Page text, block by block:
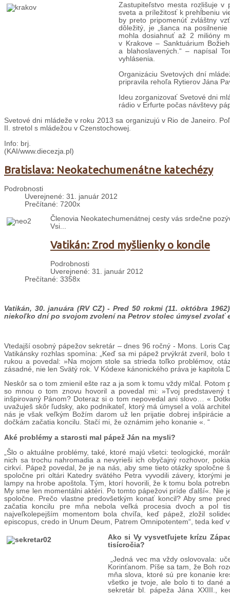
Zastupiteľstvo mesta rozlišuje v
sveta a príležitosť k prehĺbeniu
by preto pripomenúť zvláštny
dôležitý, je „šanca na
mohla dosiahnuť až 2 milióny
v Krakove – Sanktuárium
a blahoslavených.“ – napísal
vyhlásenia.
Organizáciu Svetových dní
pripravila rehoľa Rytierov Jána
Ideu zorganizovať Svetové dni
rádio v Erfurte počas návštevy
Svetové dni mládeže v roku 2013 sa organizujú v Rio de Janeiro.
II. stretol s mládežou v Czenstochowej.
Info: brj.
(KAI/www.diecezja.pl)
Bratislava: Neokatechumenátne katechézy
Podrobnosti
Uverejnené: 31. január 2012
Prečítané: 7200x
Členovia Neokatechumenátnej cesty vás srdečne
Vsi...
Vatikán: Zrod myšlienky o koncile
Podrobnosti
Uverejnené: 31. január 2012
Prečítané: 3358x
Vatikán, 30. januára (RV CZ) - Pred 50 rokmi (11. októbra
niekoľko dní po svojom zvolení na Petrov stolec úmysel zvolať
Vtedajší osobný pápežov sekretár – dnes 96 ročný - Mons. Loris
Vatikánsky rozhlas spomína: „Keď sa mi pápež prvýkrát zveril,
rukou a povedal: »Na mojom stole sa strieda toľko problémov,
zásadné, nie len Svätý rok. V Kódexe kánonického práva je kapitola
Neskôr sa o tom zmienil ešte raz a ja som k tomu vždy mlčal.
so mnou o tom znovu hovoril a povedal mi: »Tvoj
inšpirovaný Pánom? Doteraz si o tom nepovedal ani slovo… «
uvažuješ skôr ľudsky, ako podnikateľ, ktorý má úmysel a volá
nás je však veľkým Božím darom už len prijatie dobrej inšpirácie
dočkám začatia koncilu. Stačí mi, že oznámim jeho konanie «. “
Aké problémy a starosti mal pápež Ján na mysli?
„Šlo o aktuálne problémy, také, ktoré majú všetci: teologické,
nich sa trochu nahromadia a nevyrieši ich obyčajný rozhovor,
cirkví. Pápež povedal, že je na nás, aby sme tieto otázky spoločne
spoločne pri oltári Katedry svätého Petra vyvodili závery, ktorými
lampy na hrobe apoštola. Tým, ktorí hovorili, že k tomu bola
My sme len momentálni aktéri. Po tomto pápežovi príde ďalší«.
spoločne. Prečo vlastne predovšetkým konať koncil? Aby sme
začatia koncilu pre mňa nebola veľká procesia dvoch a pol
najveľkolepejším momentom bola chvíľa, keď pápež, zložil
episcopus, credo in Unum Deum, Patrem Omnipotentem“, teda keď
Ako si Vy vysvetľujete krízu
tisícročia?
„Jedná vec ma vždy oslovovala:
Korinťanom. Píše sa tam, že Boh
mňa slova, ktoré sú pre konanie
všetko je tvoje, ale bolo ti to dané
sekretár bl. pápeža Jána XXIII.,